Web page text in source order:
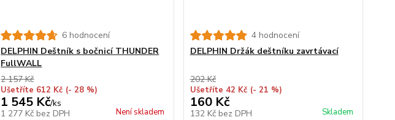
6 hodnocení
DELPHIN Deštník s bočnicí THUNDER
FullWALL
2 157 Kč
Ušetříte 612 Kč (- 28 %)
1 545 Kč/ks
1 277 Kč bez DPH Není skladem
4 hodnocení
DELPHIN Držák deštníku zavrtávací
202 Kč
Ušetříte 42 Kč (- 21 %)
160 Kč
132 Kč bez DPH Skladem